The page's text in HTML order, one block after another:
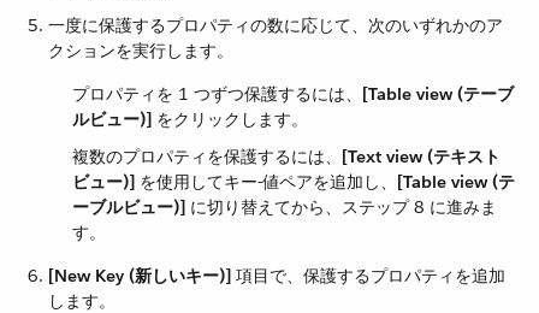
一度に保護するプロパティの数に応じて、次のいずれかのア
クションを実行します。
プロパティを 1 つずつ保護するには、​ [Table view (テーブ
ルビュー)] ​ をクリックします。
複数のプロパティを保護するには、​ [Text view (テキスト
ビュー)] ​ を使用してキー-値ペアを追加し、​ [Table view (テ
ーブルビュー)] ​ に切り替えてから、ステップ 8 に進みま
す。
[New Key (新しいキー)] ​ 項目で、保護するプロパティを追加
します。